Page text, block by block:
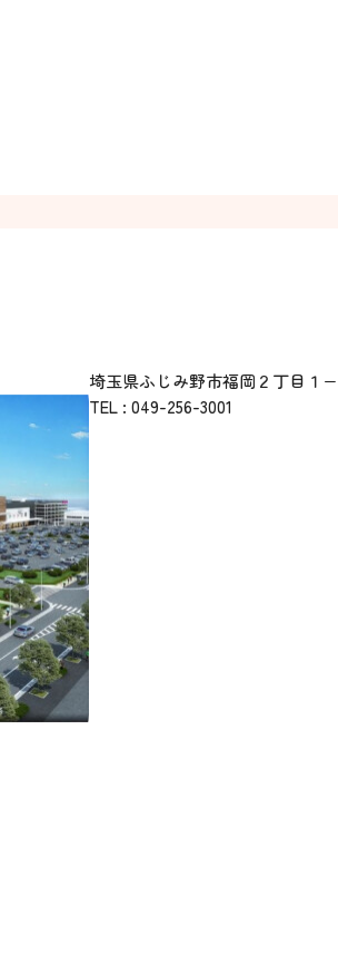
埼玉県ふじみ野市福岡２丁目１
TEL : 049-256-3001